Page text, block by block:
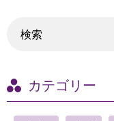
カテゴリー